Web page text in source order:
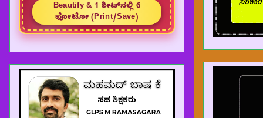
Beautify & 1 ಶೀಟ್‌ನಲ್ಲಿ 6
ಫೋಟೋ (Print/Save)